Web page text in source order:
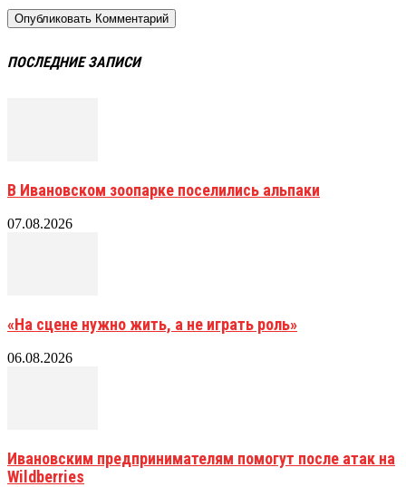
ПОСЛЕДНИЕ ЗАПИСИ
В Ивановском зоопарке поселились альпаки
07.08.2026
«На сцене нужно жить, а не играть роль»
06.08.2026
Ивановским предпринимателям помогут после атак на
Wildberries